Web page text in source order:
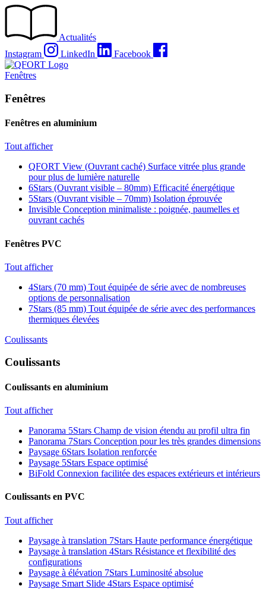
Passer
Actualités
Instagram
LinkedIn Facebook
Fenêtres
Fenêtres
Fenêtres en aluminium
Tout afficher
QFORT View (Ouvrant caché) Surface vitrée plus grande
pour plus de lumière naturelle
6Stars (Ouvrant visible – 80mm) Efficacité énergétique
5Stars (Ouvrant visible – 70mm) Isolation éprouvée
Invisible Conception minimaliste : poignée, paumelles et
ouvrant cachés
Fenêtres PVC
Tout afficher
4Stars (70 mm) Tout équipée de série avec de nombreuses
options de personnalisation
7Stars (85 mm) Tout équipée de série avec des performances
thermiques élevées
Coulissants
Coulissants
Coulissants en aluminium
Tout afficher
Panorama 5Stars Champ de vision étendu au profil ultra fin
Panorama 7Stars Conception pour les très grandes dimensions
Paysage 6Stars Isolation renforçée
Paysage 5Stars Espace optimisé
BiFold Connexion facilitée des espaces extérieurs et intérieurs
Coulissants en PVC
Tout afficher
Paysage à translation 7Stars Haute performance énergétique
Paysage à translation 4Stars Résistance et flexibilité des
configurations
Paysage à élévation 7Stars Luminosité absolue
Paysage Smart Slide 4Stars Espace optimisé